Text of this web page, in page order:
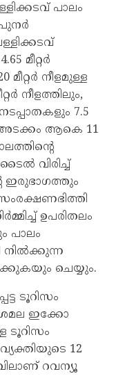
പാലം
പുനർ
മീറ്റർ
നീളമുള്ള
നീളത്തിലും,
7.5
അടക്കം ആകെ 11
വിരിച്ച്
ഇരുഭാഗത്തും
ഉപരിതലം
പാലം
നിൽക്കുന്ന
ചെയ്യും.
ടൂറിസം
ഇക്കോ
ടൂറിസം
12
റവന്യൂ